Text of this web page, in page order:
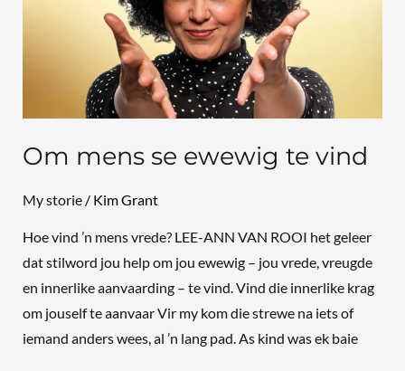
Om mens se ewewig te vind
My storie/ Kim Grant
Hoe vind ’n mens vrede? LEE-ANN VAN ROOI het geleer
dat stilword jou help om jou ewewig – jou vrede, vreugde
en innerlike aanvaarding – te vind. Vind die innerlike krag
om jouself te aanvaar Vir my kom die strewe na iets of
iemand anders wees, al ’n lang pad. As kind was ek baie